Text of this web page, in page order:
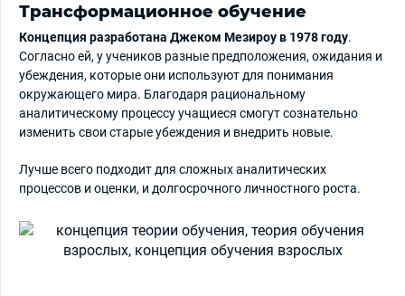
Трансформационное обучение
Концепция разработана Джеком Мезироу в 1978 году.
Согласно ей, у учеников разные предположения, ожидания и
убеждения, которые они используют для понимания
окружающего мира. Благодаря рациональному
аналитическому процессу учащиеся смогут сознательно
изменить свои старые убеждения и внедрить новые.
Лучше всего подходит для сложных аналитических
процессов и оценки, и долгосрочного личностного роста.